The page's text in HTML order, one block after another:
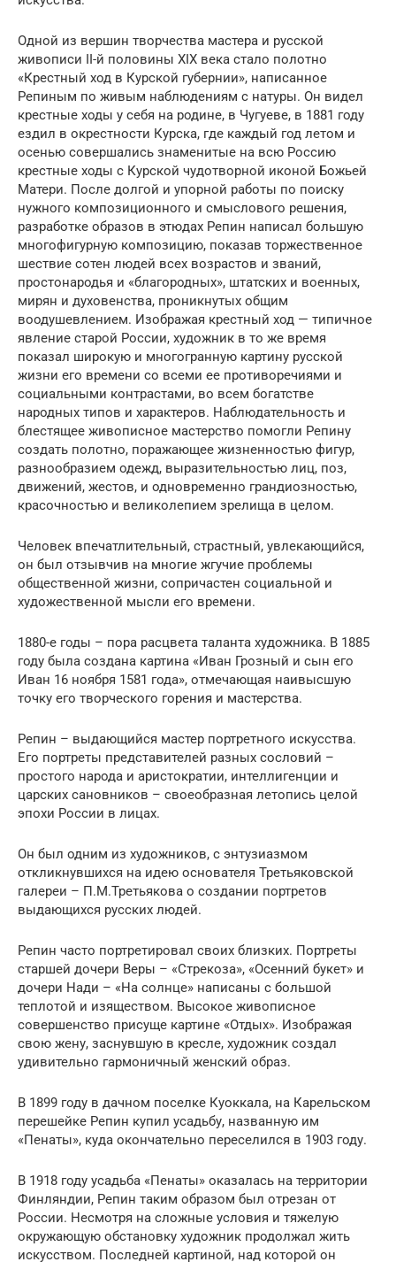
Одной из вершин творчества мастера и русской
живописи II-й половины ХIХ века стало полотно
«Крестный ход в Курской губернии», написанное
Репиным по живым наблюдениям с натуры. Он видел
крестные ходы у себя на родине, в Чугуеве, в 1881 году
ездил в окрестности Курска, где каждый год летом и
осенью совершались знаменитые на всю Россию
крестные ходы с Курской чудотворной иконой Божьей
Матери. После долгой и упорной работы по поиску
нужного композиционного и смыслового решения,
разработке образов в этюдах Репин написал большую
многофигурную композицию, показав торжественное
шествие сотен людей всех возрастов и званий,
простонародья и «благородных», штатских и военных,
мирян и духовенства, проникнутых общим
воодушевлением. Изображая крестный ход — типичное
явление старой России, художник в то же время
показал широкую и многогранную картину русской
жизни его времени со всеми ее противоречиями и
социальными контрастами, во всем богатстве
народных типов и характеров. Наблюдательность и
блестящее живописное мастерство помогли Репину
создать полотно, поражающее жизненностью фигур,
разнообразием одежд, выразительностью лиц, поз,
движений, жестов, и одновременно грандиозностью,
красочностью и великолепием зрелища в целом.
Человек впечатлительный, страстный, увлекающийся,
он был отзывчив на многие жгучие проблемы
общественной жизни, сопричастен социальной и
художественной мысли его времени.
1880-е годы – пора расцвета таланта художника. В 1885
году была создана картина «Иван Грозный и сын его
Иван 16 ноября 1581 года», отмечающая наивысшую
точку его творческого горения и мастерства.
Репин – выдающийся мастер портретного искусства.
Его портреты представителей разных сословий –
простого народа и аристократии, интеллигенции и
царских сановников – своеобразная летопись целой
эпохи России в лицах.
Он был одним из художников, с энтузиазмом
откликнувшихся на идею основателя Третьяковской
галереи – П.М.Третьякова о создании портретов
выдающихся русских людей.
Репин часто портретировал своих близких. Портреты
старшей дочери Веры – «Стрекоза», «Осенний букет» и
дочери Нади – «На солнце» написаны с большой
теплотой и изяществом. Высокое живописное
совершенство присуще картине «Отдых». Изображая
свою жену, заснувшую в кресле, художник создал
удивительно гармоничный женский образ.
В 1899 году в дачном поселке Куоккала, на Карельском
перешейке Репин купил усадьбу, названную им
«Пенаты», куда окончательно переселился в 1903 году.
В 1918 году усадьба «Пенаты» оказалась на территории
Финляндии, Репин таким образом был отрезан от
России. Несмотря на сложные условия и тяжелую
окружающую обстановку художник продолжал жить
искусством. Последней картиной, над которой он